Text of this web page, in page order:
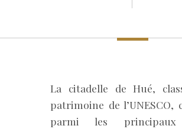
La citadelle de Hué,
patrimoine de l’UNESCO,
parmi les